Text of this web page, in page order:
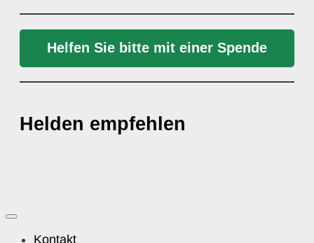
Helfen Sie bitte mit einer Spende
Helden empfehlen
Kontakt